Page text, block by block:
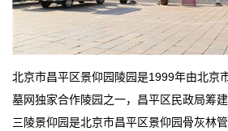
北京市昌平区景仰园陵园是1999年由北京
墓网独家合作陵园之一，昌平区民政局筹
三陵景仰园是北京市昌平区景仰园骨灰林